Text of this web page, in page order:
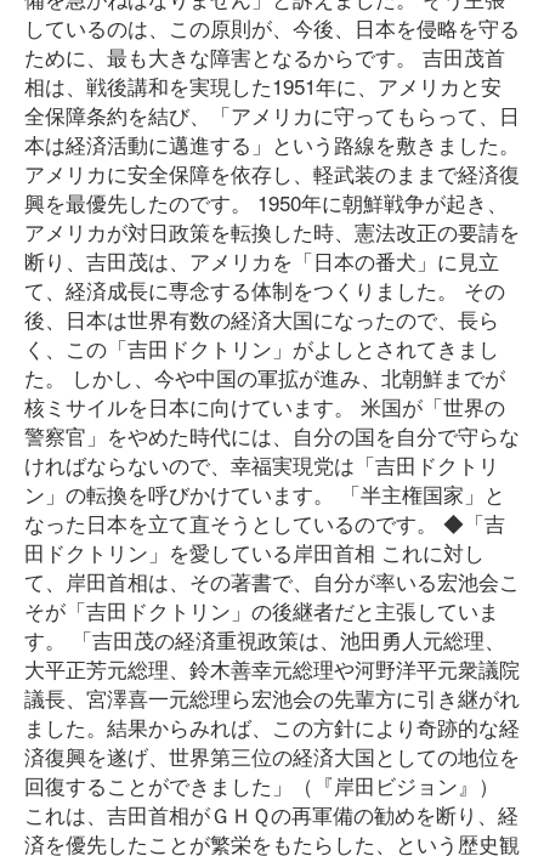
しているのは、この原則が、今後、日本を侵略を守る
ために、最も大きな障害となるからです。 吉田茂首
相は、戦後講和を実現した1951年に、アメリカと安
全保障条約を結び、「アメリカに守ってもらって、日
本は経済活動に邁進する」という路線を敷きました。
アメリカに安全保障を依存し、軽武装のままで経済復
興を最優先したのです。 1950年に朝鮮戦争が起き、
アメリカが対日政策を転換した時、憲法改正の要請を
断り、吉田茂は、アメリカを「日本の番犬」に見立
て、経済成長に専念する体制をつくりました。 その
後、日本は世界有数の経済大国になったので、長ら
く、この「吉田ドクトリン」がよしとされてきまし
た。 しかし、今や中国の軍拡が進み、北朝鮮までが
核ミサイルを日本に向けています。 米国が「世界の
警察官」をやめた時代には、自分の国を自分で守らな
ければならないので、幸福実現党は「吉田ドクトリ
ン」の転換を呼びかけています。 「半主権国家」と
なった日本を立て直そうとしているのです。 ◆「吉
田ドクトリン」を愛している岸田首相 これに対し
て、岸田首相は、その著書で、自分が率いる宏池会こ
そが「吉田ドクトリン」の後継者だと主張していま
す。 「吉田茂の経済重視政策は、池田勇人元総理、
大平正芳元総理、鈴木善幸元総理や河野洋平元衆議院
議長、宮澤喜一元総理ら宏池会の先輩方に引き継がれ
ました。結果からみれば、この方針により奇跡的な経
済復興を遂げ、世界第三位の経済大国としての地位を
回復することができました」（『岸田ビジョン』）
これは、吉田首相がＧＨＱの再軍備の勧めを断り、経
済を優先したことが繁栄をもたらした、という歴史観